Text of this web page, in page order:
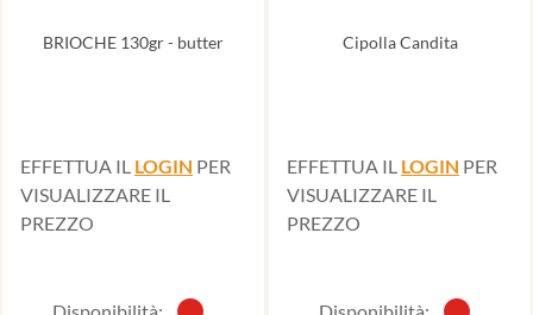
BRIOCHE 130gr - butter
EFFETTUA IL LOGIN PER
VISUALIZZARE IL
PREZZO
Cipolla Candita
EFFETTUA IL LOGIN PER
VISUALIZZARE IL
PREZZO